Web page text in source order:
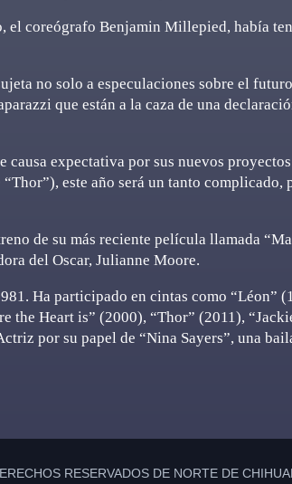
el coreógrafo Benjamin Millepied, había
no solo a especulaciones sobre el
que están a la caza de una
expectativa por sus nuevos
este año será un tanto complicado,
de su más reciente película llamada
del Oscar, Julianne Moore.
Ha participado en cintas como “Léon”
the Heart is” (2000), “Thor” (2011),
por su papel de “Nina Sayers”, una
RESERVADOS DE NORTE DE